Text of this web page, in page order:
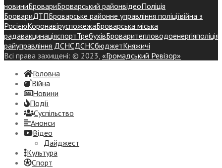
новиниБровариБроварський районвідеоПоліція
БровариДТПБроварське районне управління поліціївійна з
РосієюКоронавіруспожежаБроварська міська
радавакцинаціяспортТребухівБроваритепловодоенергіяполіція
райуправління ДСНСДСНСбюджетКняжичі
Всі права захищені: © 2023, «Громадський Ревізор»
Головна
Війна
Новини
Події
Суспiльство
Анонси
Відео
Дайджест
Культура
Спорт